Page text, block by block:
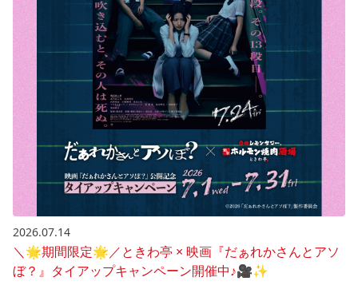
2026.07.14
＼🌟期間限定🌟／ときわ亭 × 映画『だぁれかさんとアソ
ぼ？』タイアップキャンペーン開催中♪🎥✨